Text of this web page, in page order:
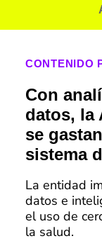
CONTENIDO
Con
datos, la
se
sistema
La entidad
datos e
el uso de
la salud.